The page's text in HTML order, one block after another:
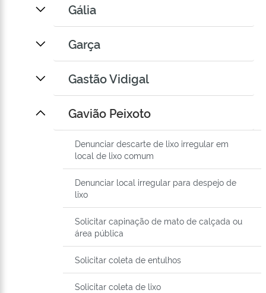
Gália
Garça
Gastão Vidigal
Gavião Peixoto
Denunciar descarte de lixo irregular em
local de lixo comum
Denunciar local irregular para despejo de
lixo
Solicitar capinação de mato de calçada ou
área pública
Solicitar coleta de entulhos
Solicitar coleta de lixo